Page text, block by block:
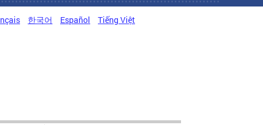
한국어 Español Tiếng Việt